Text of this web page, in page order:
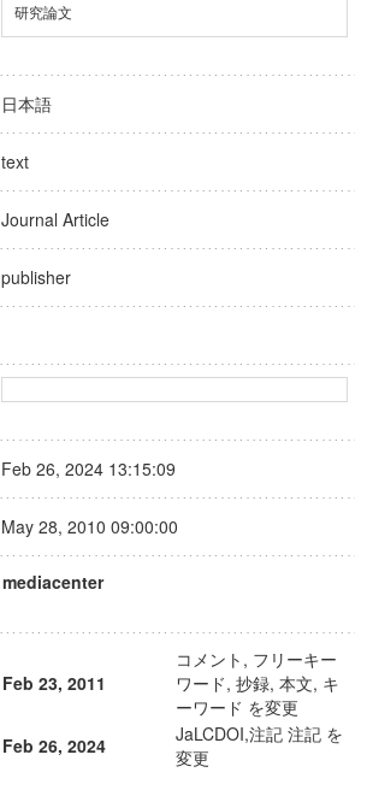
研究論文
日本語
text
Journal Article
publisher
Feb 26, 2024 13:15:09
May 28, 2010 09:00:00
mediacenter
Feb 23, 2011
コメント, フリーキー
ワード, 抄録, 本文, キ
ーワード を変更
Feb 26, 2024
JaLCDOI,注記 注記 を
変更